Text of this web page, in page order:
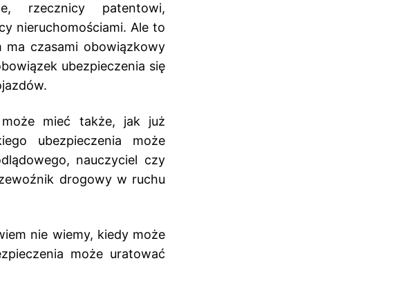
rzecznicy patentowi,
nieruchomościami. Ale to
czasami obowiązkowy
ubezpieczenia się
mieć także, jak już
ubezpieczenia może
nauczyciel czy
drogowy w ruchu
nie wiemy, kiedy może
może uratować